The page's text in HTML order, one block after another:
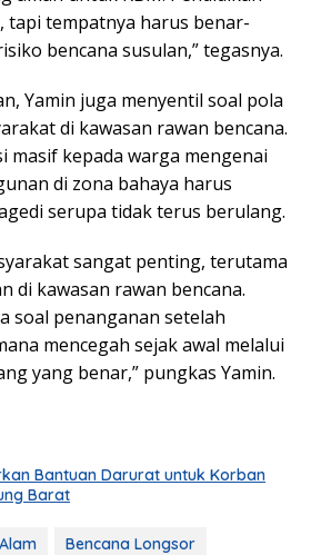
tapi tempatnya harus benar-
bencana susulan,” tegasnya.
Yamin juga menyentil soal pola
di kawasan rawan bencana.
masif kepada warga mengenai
di zona bahaya harus
serupa tidak terus berulang.
sangat penting, terutama
di kawasan rawan bencana.
soal penanganan setelah
mencegah sejak awal melalui
yang benar,” pungkas Yamin.
Bantuan Darurat untuk Korban
Barat
Bencana Longsor